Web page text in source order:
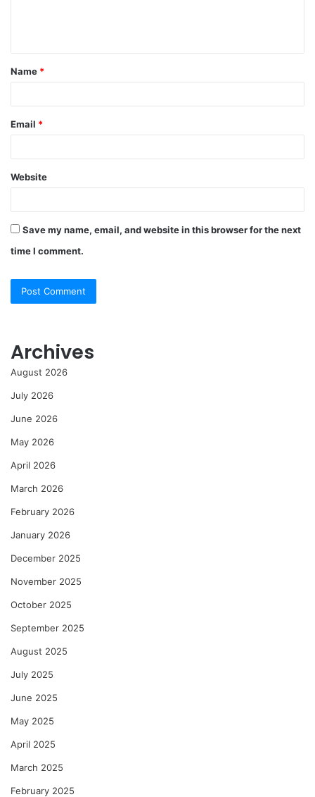
t
*
Name *
Email *
Website
Save my name, email, and website in this browser for the next
time I comment.
Archives
August 2026
July 2026
June 2026
May 2026
April 2026
March 2026
February 2026
January 2026
December 2025
November 2025
October 2025
September 2025
August 2025
July 2025
June 2025
May 2025
April 2025
March 2025
February 2025